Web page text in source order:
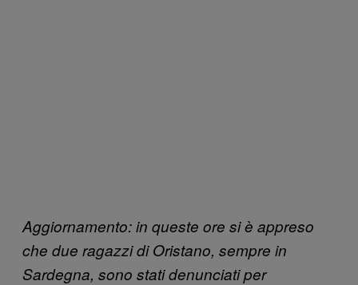
Aggiornamento: in queste ore si è appreso
che due ragazzi di Oristano, sempre in
Sardegna, sono stati denunciati per